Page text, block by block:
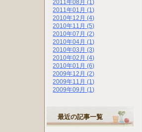
2011年08月 (1)
2011年01月 (1)
2010年12月 (4)
2010年11月 (5)
2010年07月 (2)
2010年04月 (1)
2010年03月 (3)
2010年02月 (4)
2010年01月 (6)
2009年12月 (2)
2009年11月 (1)
2009年09月 (1)
最近の記事一覧